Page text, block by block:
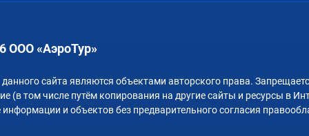
ООО «АэроТур»
сайта являются объектами авторского права.
(в том числе путём копирования на другие сайты и ресурсы в
и объектов без предварительного согласия